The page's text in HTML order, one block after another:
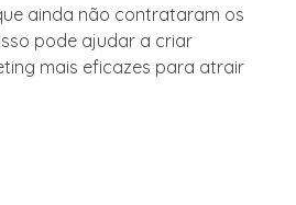
ainda não contrataram os
pode ajudar a criar
mais eficazes para atrair